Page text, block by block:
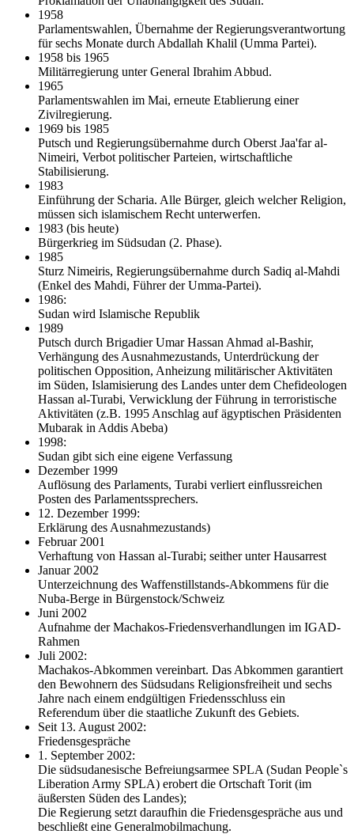
1958
Parlamentswahlen, Übernahme der Regierungsverantwortung
für sechs Monate durch Abdallah Khalil (Umma Partei).
1958 bis 1965
Militärregierung unter General Ibrahim Abbud.
1965
Parlamentswahlen im Mai, erneute Etablierung einer
Zivilregierung.
1969 bis 1985
Putsch und Regierungsübernahme durch Oberst Jaa'far al-
Nimeiri, Verbot politischer Parteien, wirtschaftliche
Stabilisierung.
1983
Einführung der Scharia. Alle Bürger, gleich welcher Religion,
müssen sich islamischem Recht unterwerfen.
1983 (bis heute)
Bürgerkrieg im Südsudan (2. Phase).
1985
Sturz Nimeiris, Regierungsübernahme durch Sadiq al-Mahdi
(Enkel des Mahdi, Führer der Umma-Partei).
1986:
Sudan wird Islamische Republik
1989
Putsch durch Brigadier Umar Hassan Ahmad al-Bashir,
Verhängung des Ausnahmezustands, Unterdrückung der
politischen Opposition, Anheizung militärischer Aktivitäten
im Süden, Islamisierung des Landes unter dem Chefideologen
Hassan al-Turabi, Verwicklung der Führung in terroristische
Aktivitäten (z.B. 1995 Anschlag auf ägyptischen Präsidenten
Mubarak in Addis Abeba)
1998:
Sudan gibt sich eine eigene Verfassung
Dezember 1999
Auflösung des Parlaments, Turabi verliert einflussreichen
Posten des Parlamentssprechers.
12. Dezember 1999:
Erklärung des Ausnahmezustands)
Februar 2001
Verhaftung von Hassan al-Turabi; seither unter Hausarrest
Januar 2002
Unterzeichnung des Waffenstillstands-Abkommens für die
Nuba-Berge in Bürgenstock/Schweiz
Juni 2002
Aufnahme der Machakos-Friedensverhandlungen im IGAD-
Rahmen
Juli 2002:
Machakos-Abkommen vereinbart. Das Abkommen garantiert
den Bewohnern des Südsudans Religionsfreiheit und sechs
Jahre nach einem endgültigen Friedensschluss ein
Referendum über die staatliche Zukunft des Gebiets.
Seit 13. August 2002:
Friedensgespräche
1. September 2002:
Die südsudanesische Befreiungsarmee SPLA (Sudan People`s
Liberation Army SPLA) erobert die Ortschaft Torit (im
äußersten Süden des Landes);
Die Regierung setzt daraufhin die Friedensgespräche aus und
beschließt eine Generalmobilmachung.